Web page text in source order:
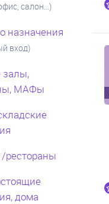
салон...)
назначения
вход)
залы,
МАФы
рестораны
дома